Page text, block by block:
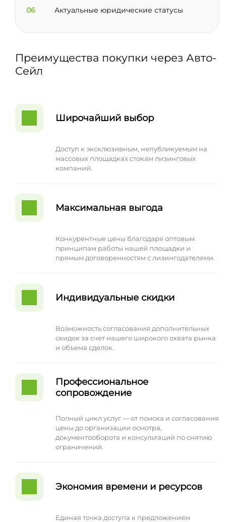
06 Актуальные юридические статусы
Преимущества покупки через Авто-
Сейл
Широчайший выбор
Доступ к эксклюзивным, непубликуемым на
массовых площадках стокам лизинговых
компаний.
Максимальная выгода
Конкурентные цены благодаря оптовым
принципам работы нашей площадки и
прямым договоренностям с лизингодателями.
Индивидуальные скидки
Возможность согласования дополнительных
скидок за счет нашего широкого охвата рынка
и объема сделок.
Профессиональное
сопровождение
Полный цикл услуг — от поиска и согласования
цены до организации осмотра,
документооборота и консультаций по снятию
ограничений.
Экономия времени и ресурсов
Единая точка доступа к предложениям